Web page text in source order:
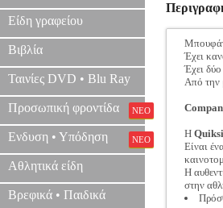
Είδη γραφείου
Βιβλία
Ταινίες DVD • Blu Ray
Προσωπική φροντίδα ΝΕΟ
Ενδυση • Υπόδηση ΝΕΟ
Αθλητικά είδη
Βρεφικά • Παιδικά
Έχει
Έχει
Από την
Η
Είναι
Η
στην